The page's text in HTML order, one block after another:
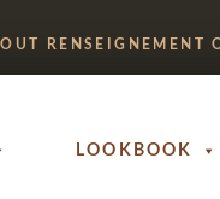
LOOKBOOK